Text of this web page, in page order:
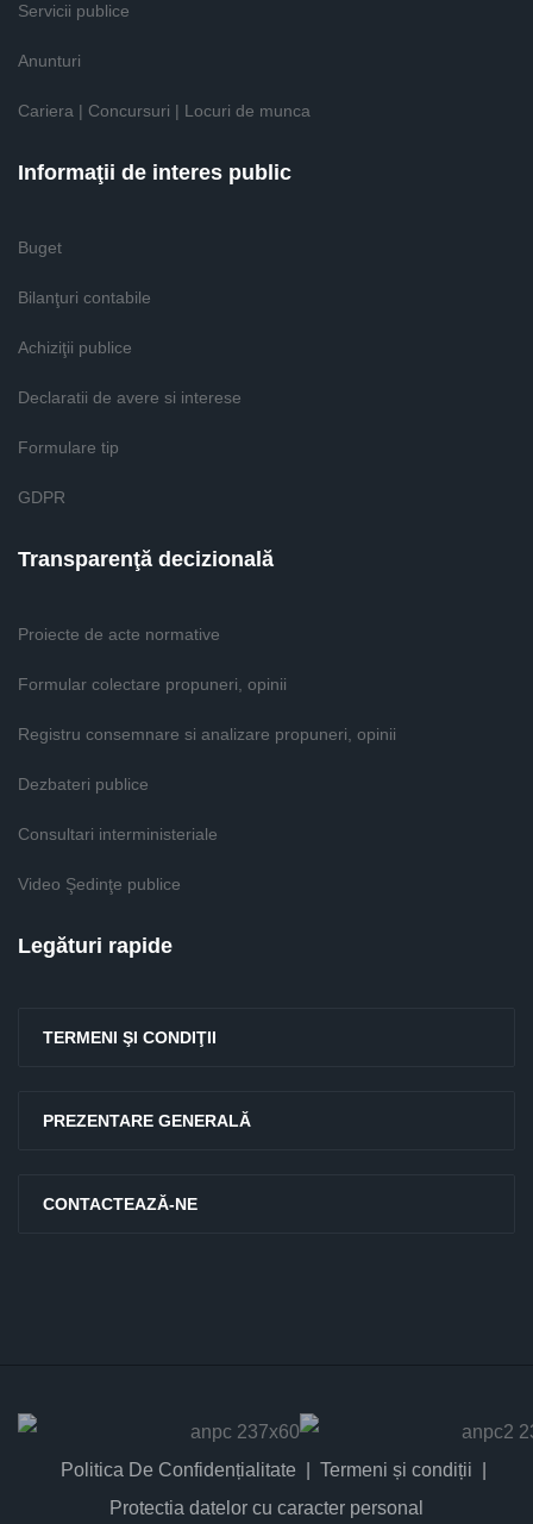
Servicii publice
Anunturi
Cariera | Concursuri | Locuri de munca
Informaţii de interes public
Buget
Bilanţuri contabile
Achiziţii publice
Declaratii de avere si interese
Formulare tip
GDPR
Transparenţă decizională
Proiecte de acte normative
Formular colectare propuneri, opinii
Registru consemnare si analizare propuneri, opinii
Dezbateri publice
Consultari interministeriale
Video Şedinţe publice
Legături rapide
TERMENI ŞI CONDIŢII
PREZENTARE GENERALĂ
CONTACTEAZĂ-NE
Politica De Confidențialitate
Termeni și condiții
Protectia datelor cu caracter personal